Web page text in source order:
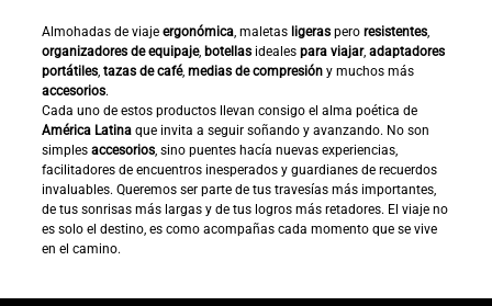
Almohadas de viaje ergonómica , maletas ligeras pero resistentes
organizadores de equipaje, botellas ideales para viajar, adaptadores
portátiles tazas de café, medias de compresión y muchos más
accesorios.
Cada uno de estos productos llevan consigo el alma poética de
América Latina que invita a seguir soñando y avanzando. No son
simples accesorios , sino puentes hacía nuevas experiencias,
facilitadores de encuentros inesperados y guardianes de recuerdos
invaluables. Queremos ser parte de tus travesías más importantes,
de tus sonrisas más largas y de tus logros más retadores. El viaje no
es solo el destino, es como acompañas cada momento que se vive
en el camino.